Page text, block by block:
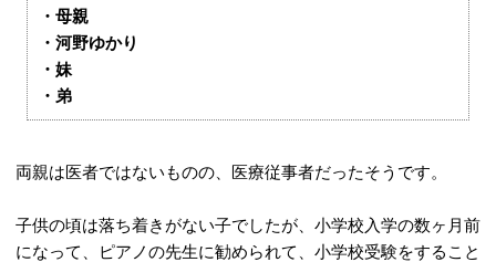
・母親
・河野ゆかり
・妹
・弟
両親は医者ではないものの、医療従事者だったそうです。
子供の頃は落ち着きがない子でしたが、小学校入学の数ヶ月前
になって、ピアノの先生に勧められて、小学校受験をすること